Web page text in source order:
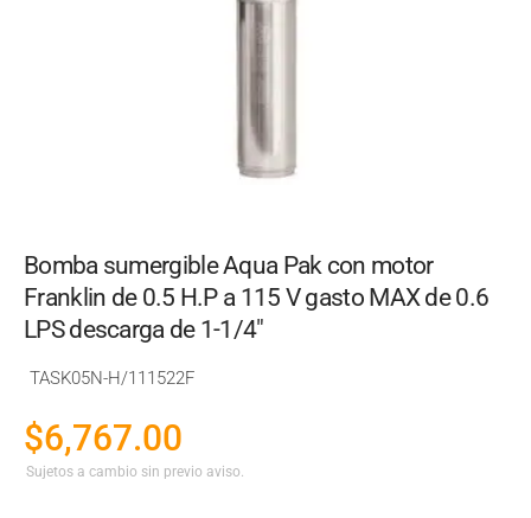
Bomba sumergible Aqua Pak con motor
Franklin de 0.5 H.P a 115 V gasto MAX de 0.6
LPS descarga de 1-1/4"
TASK05N-H/111522F
$6,767.00
Sujetos a cambio sin previo aviso.